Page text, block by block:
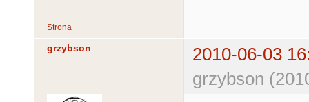
Strona
grzybson
2010-06-03
grzybson